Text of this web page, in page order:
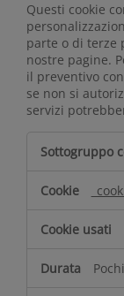
Questi cookie
parte o di terze
nostre pagine.
il preventivo
se non si
servizi